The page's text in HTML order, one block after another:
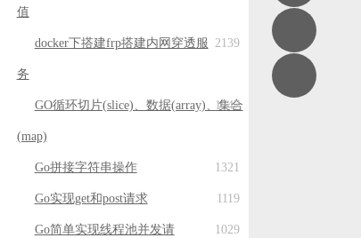
值
docker下搭建frp搭建内网穿透服
务
2139
GO循环切片(slice)、数据(array)、集合
(map)
1547
Go拼接字符串操作 1321
Go实现get和post请求 1119
Go简单实现线程池并发请 1029